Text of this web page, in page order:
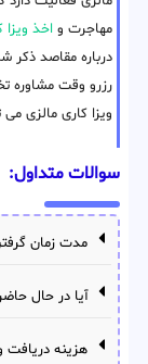
مهاجرت و اخذ ویزا
درباره مقاصد ذکر
رزرو وقت مشاوره
ویزا کاری مالزی
سوالات متداول:
مدت زمان
آیا در حال
هزینه دریافت